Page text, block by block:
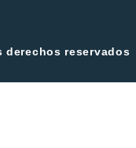
derechos reservados